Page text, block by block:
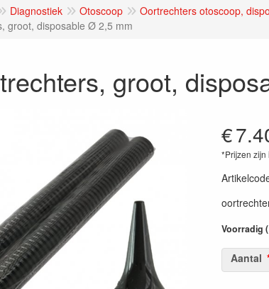
Diagnostiek Otoscoop
Oortrechters otoscoop,
groot, disposable Ø 2,5 mm
groot,
€
*Prijzen
Voorradig
Aantal